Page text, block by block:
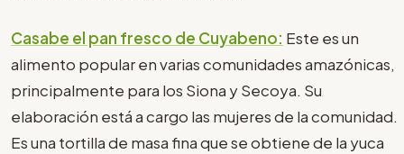
Casabe el pan fresco de Cuyabeno: Este es un
alimento popular en varias comunidades amazónicas,
principalmente para los Siona y Secoya. Su
elaboración está a cargo las mujeres de la comunidad.
Es una tortilla de masa fina que se obtiene de la yuca